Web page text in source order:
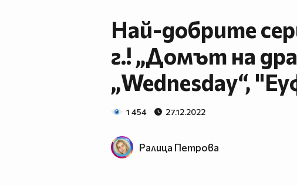
Най-добрите
г.! „Домът на
„Wednesday“,
1 454 27.12.2022
Ралица Петровa